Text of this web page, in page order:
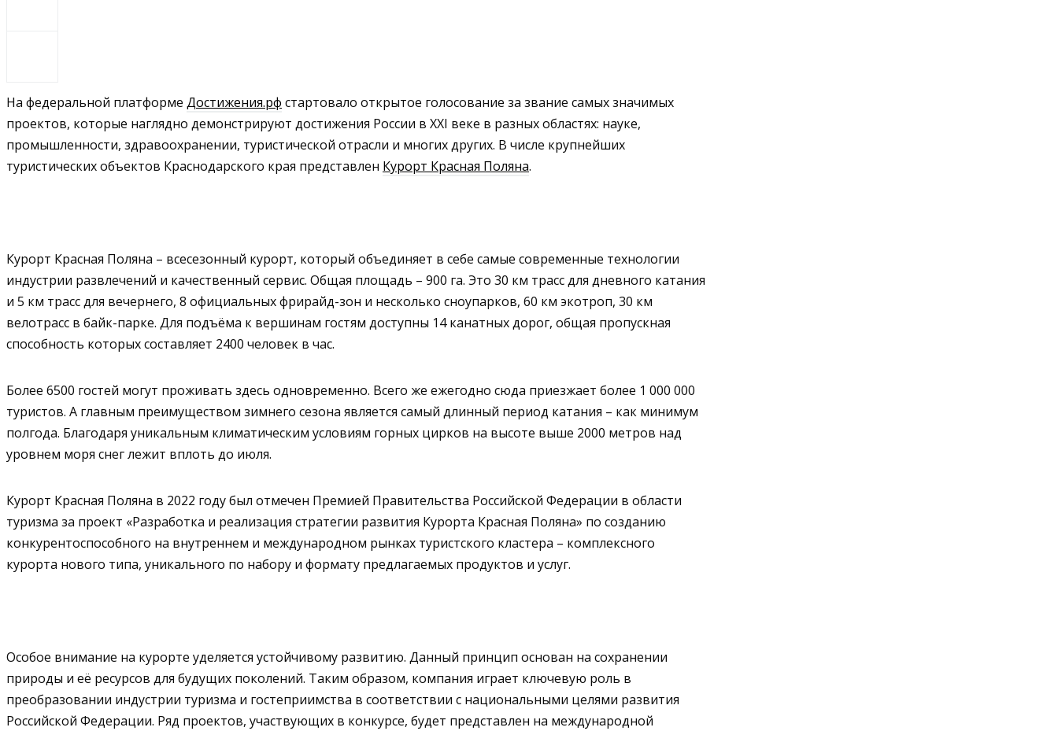
На федеральной платформе Достижения.рф стартовало открытое голосование за звание самых значимых
проектов, которые наглядно демонстрируют достижения России в XXI веке в разных областях: науке,
промышленности, здравоохранении, туристической отрасли и многих других. В числе крупнейших
туристических объектов Краснодарского края представлен Курорт Красная Поляна.
Курорт Красная Поляна – всесезонный курорт, который объединяет в себе самые современные технологии
индустрии развлечений и качественный сервис. Общая площадь – 900 га. Это 30 км трасс для дневного катания
и 5 км трасс для вечернего, 8 официальных фрирайд-зон и несколько сноупарков, 60 км экотроп, 30 км
велотрасс в байк-парке. Для подъёма к вершинам гостям доступны 14 канатных дорог, общая пропускная
способность которых составляет 2400 человек в час.
Более 6500 гостей могут проживать здесь одновременно. Всего же ежегодно сюда приезжает более 1 000 000
туристов. А главным преимуществом зимнего сезона является самый длинный период катания – как минимум
полгода. Благодаря уникальным климатическим условиям горных цирков на высоте выше 2000 метров над
уровнем моря снег лежит вплоть до июля.
Курорт Красная Поляна в 2022 году был отмечен Премией Правительства Российской Федерации в области
туризма за проект «Разработка и реализация стратегии развития Курорта Красная Поляна» по созданию
конкурентоспособного на внутреннем и международном рынках туристского кластера – комплексного
курорта нового типа, уникального по набору и формату предлагаемых продуктов и услуг.
Особое внимание на курорте уделяется устойчивому развитию. Данный принцип основан на сохранении
природы и её ресурсов для будущих поколений. Таким образом, компания играет ключевую роль в
преобразовании индустрии туризма и гостеприимства в соответствии с национальными целями развития
Российской Федерации. Ряд проектов, участвующих в конкурсе, будет представлен на международной